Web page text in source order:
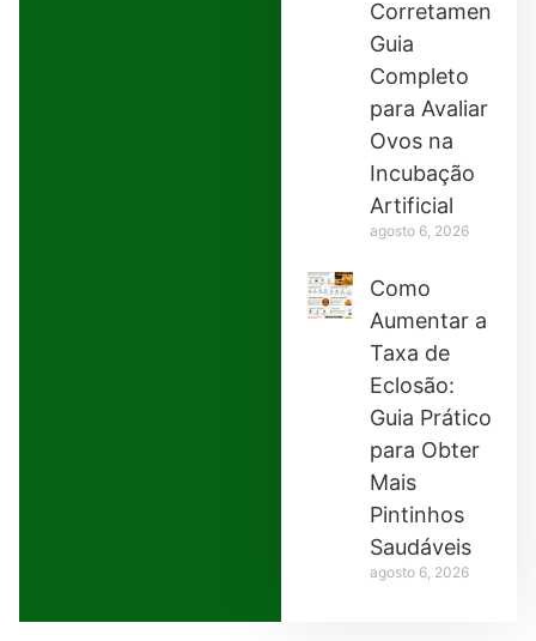
Corretamente:
Guia
Completo
para Avaliar
Ovos na
Incubação
Artificial
agosto 6, 2026
Como
Aumentar a
Taxa de
Eclosão:
Guia Prático
para Obter
Mais
Pintinhos
Saudáveis
agosto 6, 2026